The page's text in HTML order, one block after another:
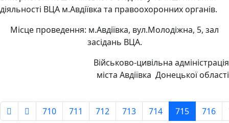
діяльності ВЦА м.Авдіївка та правоохоронних органів.
Місце проведення: м.Авдіївка, вул.Молодіжна, 5, зал
засідань ВЦА.
Військово-цивільна адміністрація
міста Авдіївка Донецької області
Сторінка 715 із 779
710 711 712 713 714 715 716